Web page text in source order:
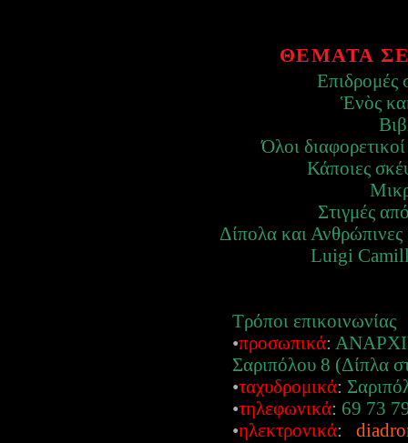
ΘΕΜΑΤΑ
Επιδρομές
Ἑνὸς
Όλοι
Κάποιες
Στιγμές
Δίπολα και Ανθρώπινες
Luigi
Τρόποι επικοινωνίας
•προσωπικά:
Σαριπόλου 8 (Δίπλα
•ταχυδρομικά:
•τηλεφωνικά: 69 73
•ηλεκτρονικά: